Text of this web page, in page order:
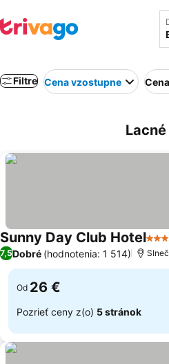
Filtre Cena vzostupne Cena
Sunny Day Club Hotel3
7,5Dobré (hodnotenia: 1 514)
Od 26 €
Pozrieť ceny z(o) 5 stránok